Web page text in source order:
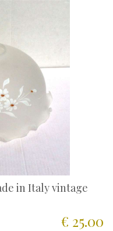
in Italy vintage
€ 25.00